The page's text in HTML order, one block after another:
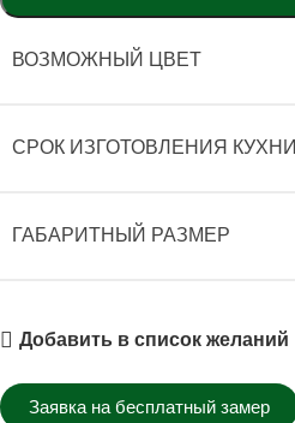
ВОЗМОЖНЫЙ ЦВЕТ
СРОК ИЗГОТОВЛЕНИЯ КУХНИ
ГАБАРИТНЫЙ РАЗМЕР
Добавить в список желаний
Заявка на бесплатный замер